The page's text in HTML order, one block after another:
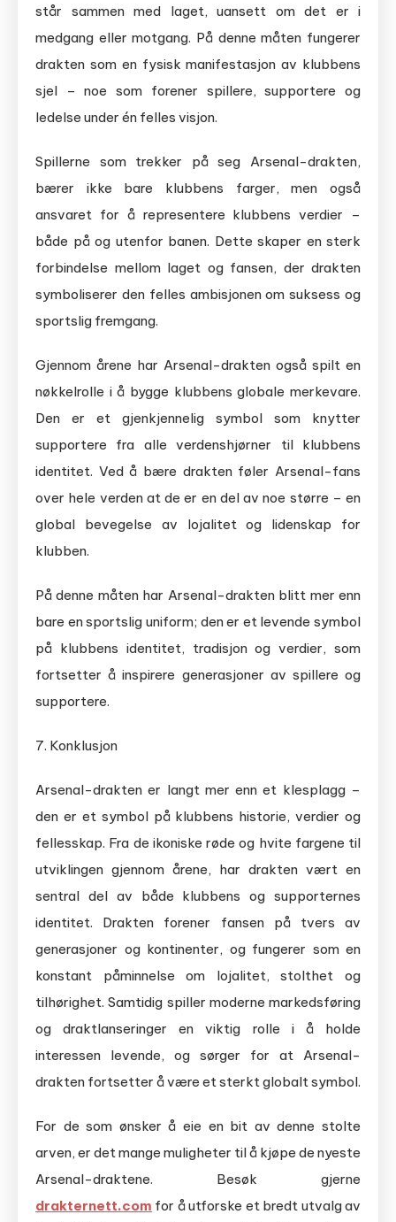
står sammen med laget, uansett om det er i
medgang eller motgang. På denne måten fungerer
drakten som en fysisk manifestasjon av klubbens
sjel – noe som forener spillere, supportere og
ledelse under én felles visjon.
Spillerne som trekker på seg Arsenal-drakten,
bærer ikke bare klubbens farger, men også
ansvaret for å representere klubbens verdier –
både på og utenfor banen. Dette skaper en sterk
forbindelse mellom laget og fansen, der drakten
symboliserer den felles ambisjonen om suksess og
sportslig fremgang.
Gjennom årene har Arsenal-drakten også spilt en
nøkkelrolle i å bygge klubbens globale merkevare.
Den er et gjenkjennelig symbol som knytter
supportere fra alle verdenshjørner til klubbens
identitet. Ved å bære drakten føler Arsenal-fans
over hele verden at de er en del av noe større – en
global bevegelse av lojalitet og lidenskap for
klubben.
På denne måten har Arsenal-drakten blitt mer enn
bare en sportslig uniform; den er et levende symbol
på klubbens identitet, tradisjon og verdier, som
fortsetter å inspirere generasjoner av spillere og
supportere.
7. Konklusjon
Arsenal-drakten er langt mer enn et klesplagg –
den er et symbol på klubbens historie, verdier og
fellesskap. Fra de ikoniske røde og hvite fargene til
utviklingen gjennom årene, har drakten vært en
sentral del av både klubbens og supporternes
identitet. Drakten forener fansen på tvers av
generasjoner og kontinenter, og fungerer som en
konstant påminnelse om lojalitet, stolthet og
tilhørighet. Samtidig spiller moderne markedsføring
og draktlanseringer en viktig rolle i å holde
interessen levende, og sørger for at Arsenal-
drakten fortsetter å være et sterkt globalt symbol.
For de som ønsker å eie en bit av denne stolte
arven, er det mange muligheter til å kjøpe de nyeste
Arsenal-draktene. Besøk gjerne
drakternett.com for å utforske et bredt utvalg av